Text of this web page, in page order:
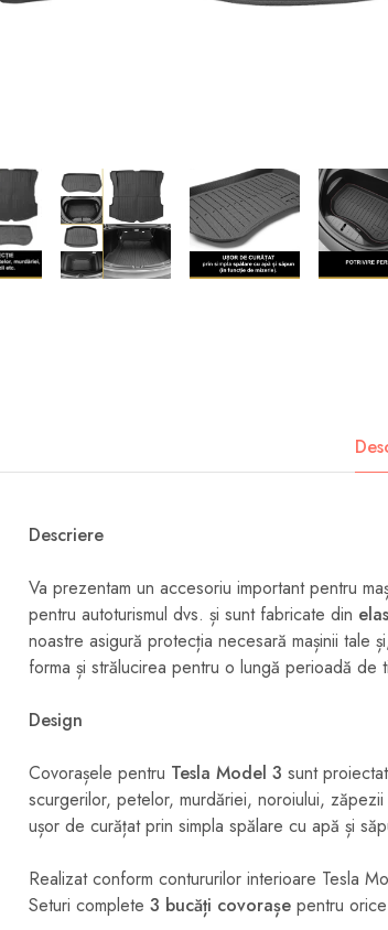
Descriere
Va prezentam un accesoriu important pentru
pentru autoturismul dvs. și sunt fabricate din
noastre asigură protecția necesară mașinii tale
forma și strălucirea pentru o lungă perioadă de
Design
Covorașele pentru Tesla Model 3 sunt
scurgerilor, petelor, murdăriei, noroiului,
ușor de curățat prin simpla spălare cu apă și
Realizat conform contururilor interioare Tesla
Seturi complete 3 bucăți covorașe pentru